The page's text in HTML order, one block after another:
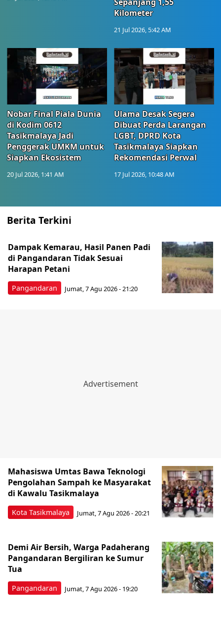
Kilometer
21 Jul 2026, 5:42 AM
Nobar Final Piala Dunia
di Kodim 0612
Tasikmalaya Jadi
Penggerak UMKM untuk
Siapkan Ekosistem
20 Jul 2026, 1:41 AM
Ulama Desak Segera
Dibuat Perda Larangan
LGBT, DPRD Kota
Tasikmalaya Siapkan
Rekomendasi Perwal
17 Jul 2026, 10:48 AM
Berita Terkini
Pangandaran
Dampak Kemarau, Hasil Panen Padi
di Pangandaran Tidak Sesuai
Harapan Petani
Jumat, 7 Agu 2026 - 21:20
Kota Tasikmalaya
Mahasiswa Umtas Bawa Teknologi
Pengolahan Sampah ke Masyarakat
di Kawalu Tasikmalaya
Jumat, 7 Agu 2026 - 20:21
Pangandaran
Demi Air Bersih, Warga Padaherang
Pangandaran Bergiliran ke Sumur
Tua
Jumat, 7 Agu 2026 - 19:20